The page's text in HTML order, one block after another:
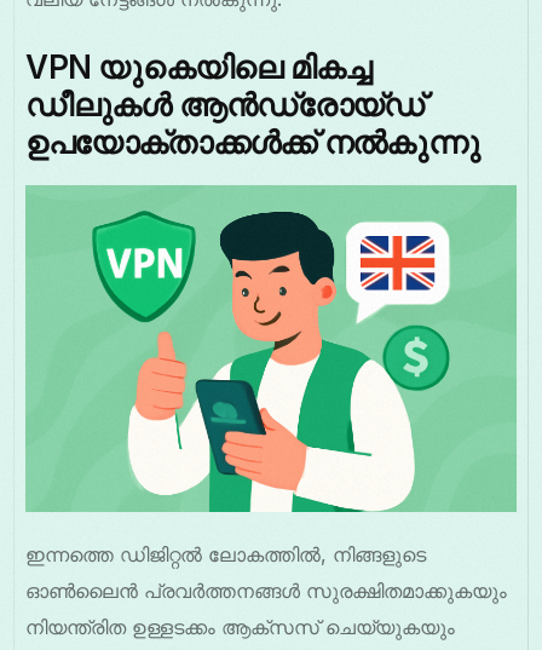
VPN യുകെയിലെ മികച്ച
ഡീലുകൾ ആൻഡ്രോയ്ഡ്
ഉപയോക്താക്കൾക്ക് നൽകുന്നു
ഇന്നത്തെ ഡിജിറ്റൽ ലോകത്തിൽ, നിങ്ങളുടെ
ഓൺലൈൻ പ്രവർത്തനങ്ങൾ സുരക്ഷിതമാക്കുകയും
നിയന്ത്രിത ഉള്ളടക്കം ആക്സസ് ചെയ്യുകയും